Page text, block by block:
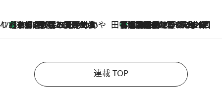
47都道府県の手みやげ ひんやりスイーツで夏を満喫
2026.8.7
【京都府】この夏絶対食べたい 冷やしておいしいおやつ3選 ひと口目から心を掴む新緑のテリーヌ 田中稲の勝手に再ブーム
2026.8.7
「湘南乃風に憧れて」観客大盛上がりの“タオル回し”に、ラッパー顔負けの高速歌唱まで…さだまさし（74）のアグレッシブすぎる現在地
連載 TOP